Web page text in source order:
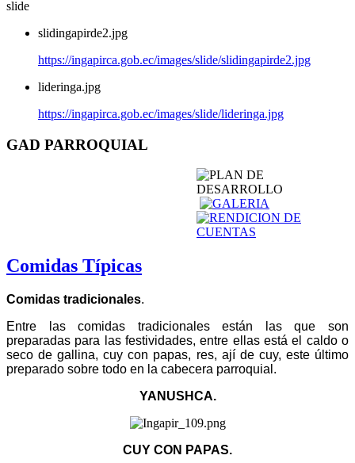
slide
slidingapirde2.jpg
https://ingapirca.gob.ec/images/slide/slidingapirde2.jpg
lideringa.jpg
https://ingapirca.gob.ec/images/slide/lideringa.jpg
GAD PARROQUIAL
Comidas Típicas
Comidas tradicionales.
Entre las comidas tradicionales están las que son
preparadas para las festividades, entre ellas está el caldo o
seco de gallina, cuy con papas, res, ají de cuy, este último
preparado sobre todo en la cabecera parroquial.
YANUSHCA.
CUY CON PAPAS.